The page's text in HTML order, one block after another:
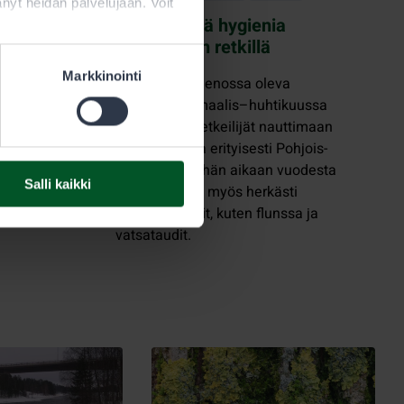
Markkinointi
Salli kaikki
jotka
Muista hyvä hygienia
kevättalven retkillä
Parhaillaan menossa oleva
sesonkiaika maalis–huhtikuussa
houkuttelee retkeilijät nauttimaan
keväthangista erityisesti Pohjois-
Suomeen. Tähän aikaan vuodesta
liikkeellä ovat myös herkästi
tarttuvat taudit, kuten flunssa ja
vatsataudit.